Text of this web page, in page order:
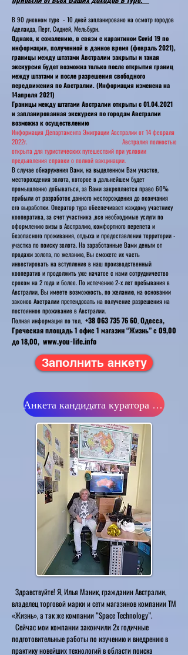
В 90 дневном туре - 10 дней запланировано на осмотр городов
Аделаида, Перт, Сидней, Мельбурн.
Однако, к сожалению, в связи с карантином Сovid 19 по
информации, полученной в данное время (февраль 2021),
границы между штатами Австралии закрыты и такая
экскурсия будет возможна только после открытия границ
между штатами и после разрешения свободного
передвижения по Австралии. (Информация изменена на
14апреля 2021)
Границы между штатами Австралии открыты с01.04.2021
и запланированная экскурсия по городам Австралии
возможна к осуществлению
Информация Департамента Эмиграции Австралии от 14 февраля
2022г. Австралия полностью
открыта для туристических путешествий при условии
предъявления справки о полной вакцинации.
В случае обнаружения Вами, на выделенном Вам участке,
месторождения золота, которое в дальнейшем будет
промышленно добываться, за Вами закрепляется право 60%
прибыли от разработок данного месторождения до окончания
его выработки. Оператор тура обеспечивает каждому участнику
кооператива, за счет участника ,все необходимые услуги по
оформлению визы в Австралию, комфортного перепета и
безопасного проживания, отдыха и предоставления территории -
участка по поиску золота. На заработанные Вами деньги от
продажи золота, по желанию, Вы сможете их часть
инвестировать на вступление в наш производственный
кооператив и продолжить уже начатое с нами сотрудничество
сроком на 2 года и более. По истечению 2-х лет пребывания в
Австралии, Вы имеете возможность, по желанию, на основании
законов Австралии претендовать на получение разрешения на
постоянное проживание в Австралии.
Полная информация по тел, +38 063 735 76 60,Одесса,
Греческая площадь 1 офис 1 магазин “Жизнь” с 09,00
до 18,00, www.you-life.info
Заполнить анкету
Анкета кандидата куратора тура
Здравствуйте! Я, Илья Маник, гражданин Австралии,
владелец торговой марки и сети магазинов компании ТМ
«Жизнь», а так же компании “Space Technology”.
Сейчас мои компании закончили 2х годичные
подготовительные работы по изучению и внедрению в
практику новейших технологий в области поиска